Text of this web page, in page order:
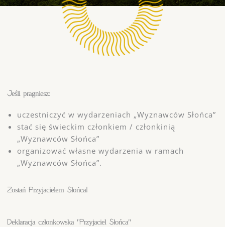
Jeśli pragniesz:
uczestniczyć w wydarzeniach „Wyznawców Słońca”
stać się świeckim członkiem / członkinią
„Wyznawców Słońca”
organizować własne wydarzenia w ramach
„Wyznawców Słońca”.
Zostań Przyjacielem Słońca!
Deklaracja członkowska "Przyjaciel Słońca"